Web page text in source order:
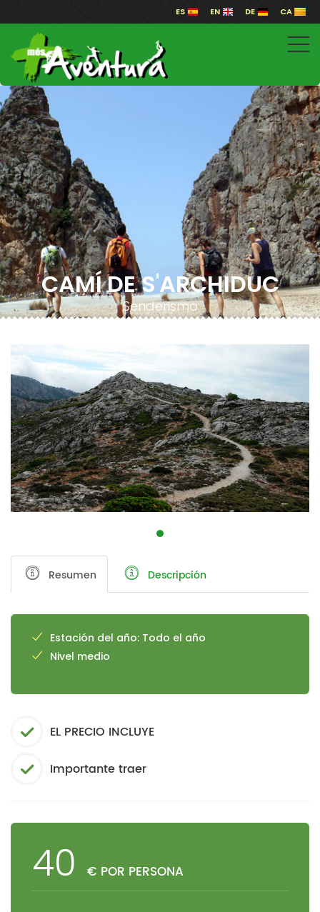
ES EN DE CA
CAMÍ DE S'ARCHIDUC
Senderismo
Resumen Descripción
Estación del año: Todo el año
Nivel medio
EL PRECIO INCLUYE
Importante traer
40 € POR PERSONA